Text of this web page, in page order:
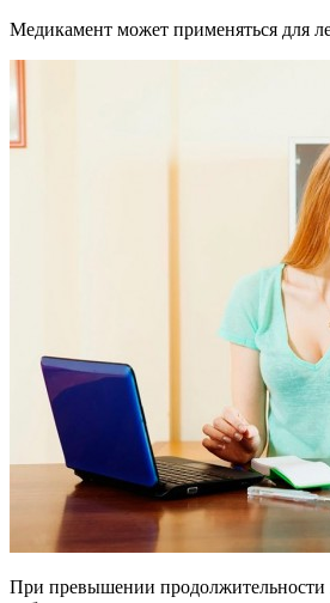
Медикамент может применяться для
При превышении продолжительности